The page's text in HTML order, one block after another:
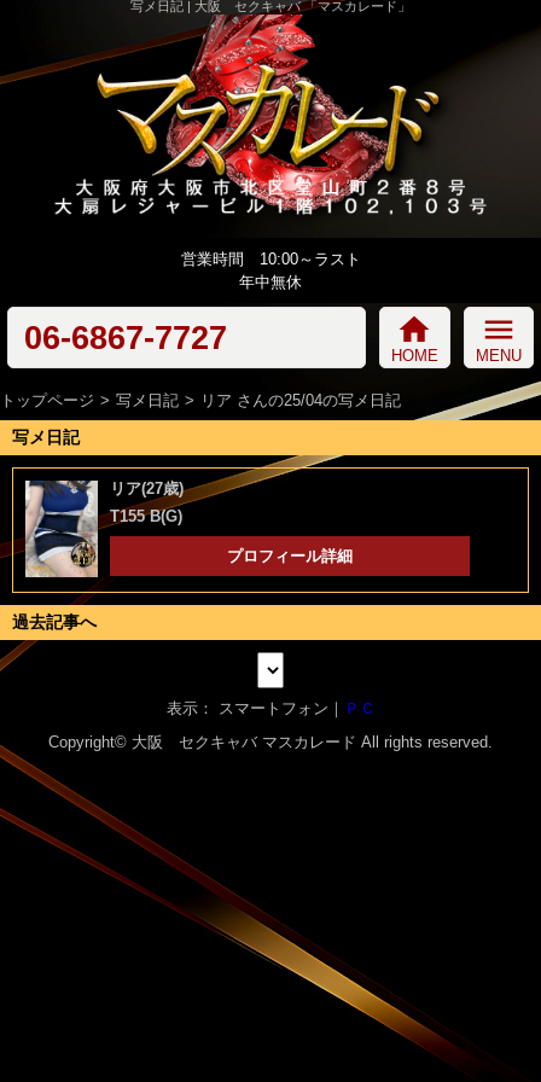
写メ日記 | 大阪 セクキャバ 「マスカレード」
営業時間 10:00～ラスト
年中無休
06-6867-7727 home
HOME
menu
MENU
トップページ 写メ日記 リア さんの25/04の写メ日記
写メ日記
リア(27歳)
T155 B(G)
プロフィール詳細
過去記事へ
表示： スマートフォン｜ ＰＣ
Copyright© 大阪 セクキャバ マスカレード All rights reserved.